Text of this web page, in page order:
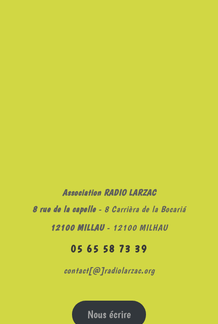
Association RADIO LARZAC
8 rue de la capelle- 8 Carrièra de la Bocariá
12100 MILLAU- 12100 MILHAU
05 65 58 73 39
contact[@]radiolarzac.org
Nous écrire